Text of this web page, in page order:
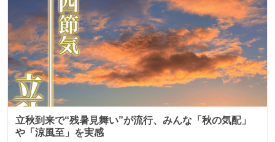
立秋到来で“残暑見舞い”が流行、みんな「秋の気配」
や「涼風至」を実感